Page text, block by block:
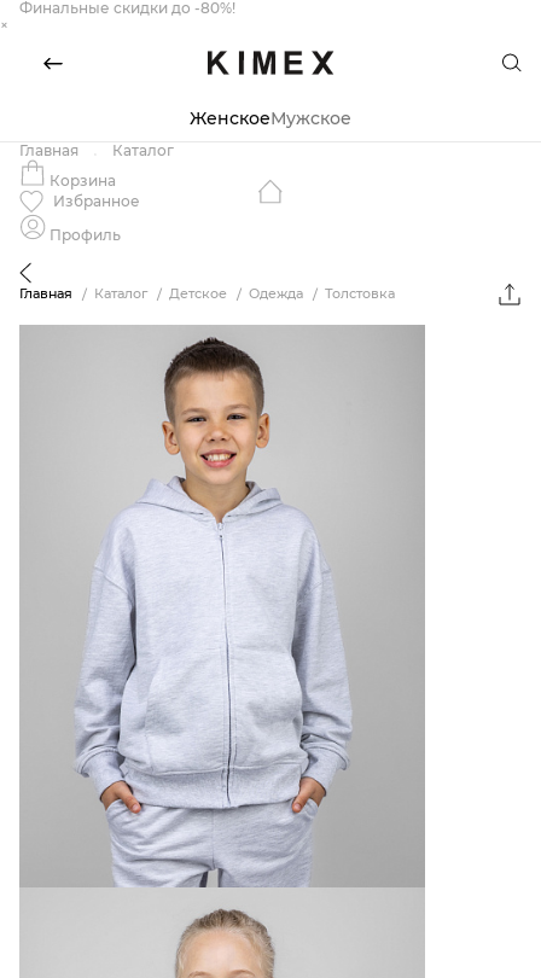
Финальные скидки до -80%!
×
ЖенскоеМужское
Главная
Каталог
Корзина
Избранное
Профиль
Главная Каталог Детское Одежда Толстовка